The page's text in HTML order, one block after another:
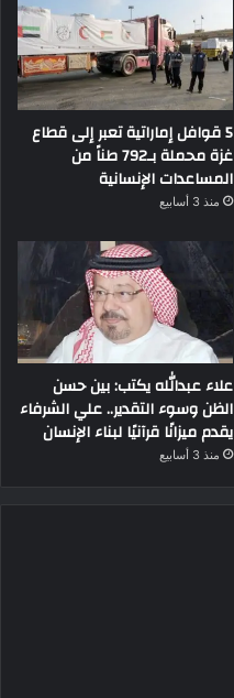
5 قوافل إماراتية تعبر إلى قطاع
غزة محملة بـ792 طناً من
المساعدات الإنسانية
منذ 3 أسابيع
علاء عبدالله يكتب: بين حسن
الظن وسوء التقدير.. علي الشرفاء
يقدم ميزانًا قرآنيًا لبناء الإنسان
منذ 3 أسابيع